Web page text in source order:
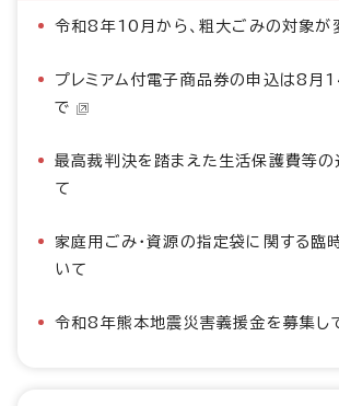
令和8年10月から、粗大ごみの対象が
プレミアム付電子商品券の申込は8月
で
最高裁判決を踏まえた生活保護費等
て
家庭用ごみ・資源の指定袋に関する臨
いて
令和8年熊本地震災害義援金を募集し